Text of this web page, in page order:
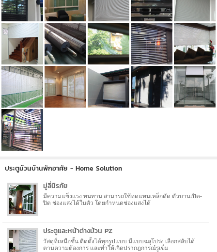
ประตูม้วนบ้านพักอาศัย - Home Solution
มู่ลี่นิรภัย
มีความแข็งแรง ทนทาน สามารถใช้ทดแทนเหล็กดัด ตัวบานเปิด-
ปิด ช่องแสงได้ในตัว โดยกำหนดช่องแสงได้
ประตูและหน้าต่างม้วน PZ
วัสดุที่เหนือชั้น ติดตั้งได้ทุกรูปแบบ มีแบบฉลุโปร่ง เลือกสลับได้
ตามความต้องการ และทำให้เกิดปรากฎการณ์รูเข็ม